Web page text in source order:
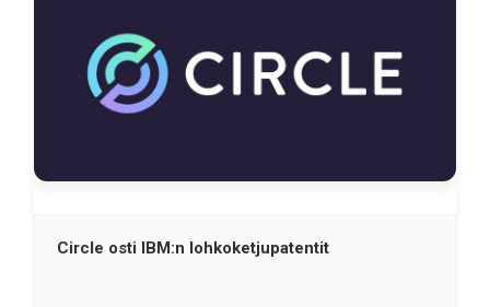
Circle osti IBM:n lohkoketjupatentit